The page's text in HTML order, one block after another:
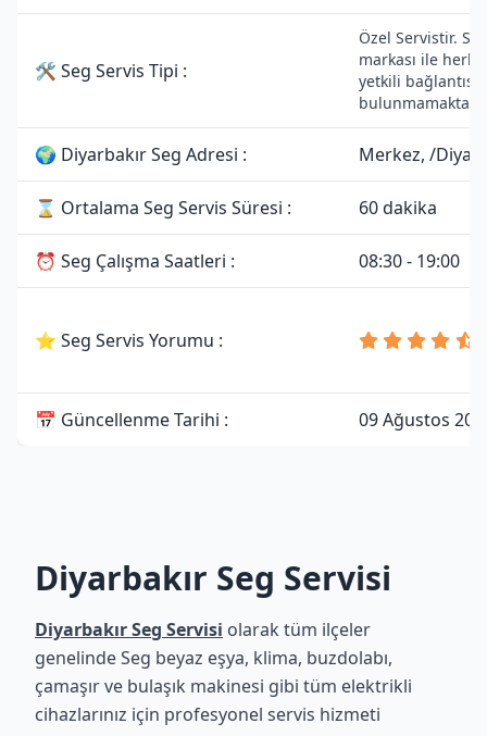
🛠 Seg Servis Tipi :
Özel Servistir.
markası ile
yetkili bağlantısı
🌍 Diyarbakır Seg Adresi : Merkez, /
⌛ Ortalama Seg Servis Süresi : 60 dakika
⏰ Seg Çalışma Saatleri : 08:30 - 19:00
⭐ Seg Servis Yorumu :
📅 Güncellenme Tarihi : 09 Ağustos
Diyarbakır Seg Servisi
Diyarbakır Seg Servisi olarak tüm ilçeler
genelinde Seg beyaz eşya, klima, buzdolabı,
çamaşır ve bulaşık makinesi gibi tüm elektrikli
cihazlarınız için profesyonel servis hizmeti